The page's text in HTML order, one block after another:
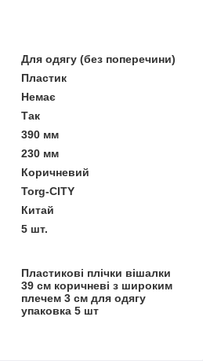
Для одягу (без поперечини)
Пластик
Немає
Так
390 мм
230 мм
Коричневий
Torg-CITY
Китай
5 шт.
Пластикові плічки вішалки
39 см коричневі з широким
плечем 3 см для одягу
упаковка 5 шт